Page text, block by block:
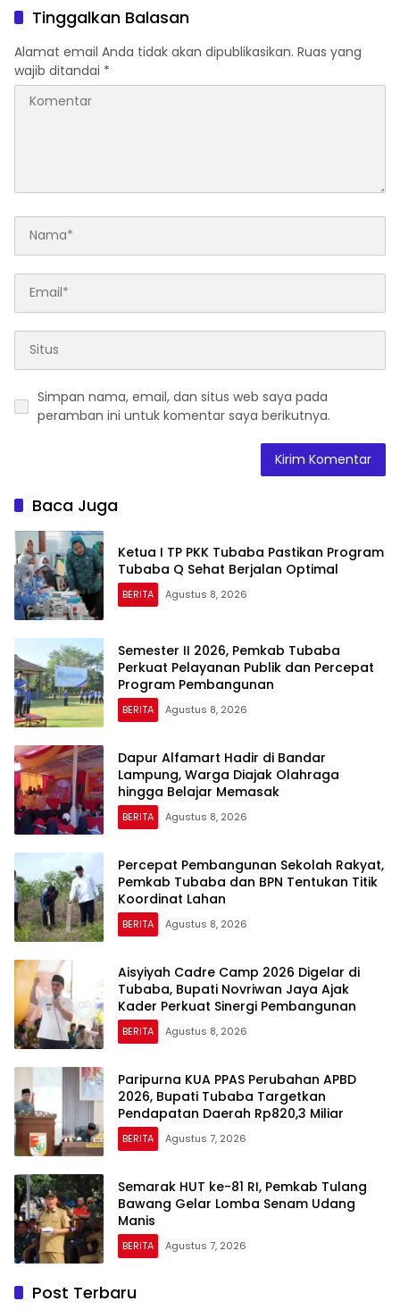
Tinggalkan Balasan
Alamat email Anda tidak akan dipublikasikan. Ruas yang
wajib ditandai *
Simpan nama, email, dan situs web saya pada
peramban ini untuk komentar saya berikutnya.
Baca Juga
Ketua I TP PKK Tubaba Pastikan Program
Tubaba Q Sehat Berjalan Optimal
BERITA Agustus 8, 2026
Semester II 2026, Pemkab Tubaba
Perkuat Pelayanan Publik dan Percepat
Program Pembangunan
BERITA Agustus 8, 2026
Dapur Alfamart Hadir di Bandar
Lampung, Warga Diajak Olahraga
hingga Belajar Memasak
BERITA Agustus 8, 2026
Percepat Pembangunan Sekolah Rakyat,
Pemkab Tubaba dan BPN Tentukan Titik
Koordinat Lahan
BERITA Agustus 8, 2026
Aisyiyah Cadre Camp 2026 Digelar di
Tubaba, Bupati Novriwan Jaya Ajak
Kader Perkuat Sinergi Pembangunan
BERITA Agustus 8, 2026
Paripurna KUA PPAS Perubahan APBD
2026, Bupati Tubaba Targetkan
Pendapatan Daerah Rp820,3 Miliar
BERITA Agustus 7, 2026
Semarak HUT ke-81 RI, Pemkab Tulang
Bawang Gelar Lomba Senam Udang
Manis
BERITA Agustus 7, 2026
Post Terbaru